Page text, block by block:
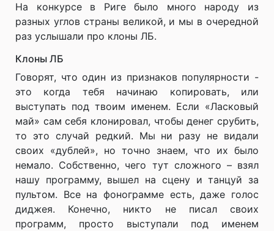
На конкурсе в Риге было много народу из
разных углов страны великой, и мы в очередной
раз услышали про клоны ЛБ.
Клоны ЛБ
Говорят, что один из признаков популярности -
это когда тебя начинаю копировать, или
выступать под твоим именем. Если «Ласковый
май» сам себя клонировал, чтобы денег срубить,
то это случай редкий. Мы ни разу не видали
своих «дублей», но точно знаем, что их было
немало. Собственно, чего тут сложного – взял
нашу программу, вышел на сцену и танцуй за
пультом. Все на фонограмме есть, даже голос
диджея. Конечно, никто не писал своих
программ, просто выступали под именем